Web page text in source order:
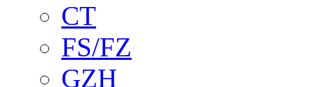
CT
FS/FZ
GZH